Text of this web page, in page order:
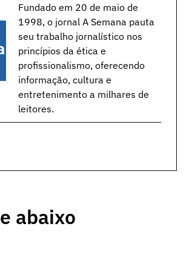
Fundado em 20 de maio de
1998, o jornal A Semana pauta
seu trabalho jornalístico nos
princípios da ética e
profissionalismo, oferecendo
informação, cultura e
entretenimento a milhares de
leitores.
abaixo